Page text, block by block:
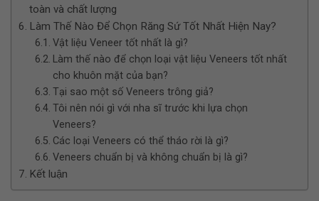
toàn và chất lượng
Làm Thế Nào Để Chọn Răng Sứ Tốt Nhất Hiện Nay?
Vật liệu Veneer tốt nhất là gì?
Làm thế nào để chọn loại vật liệu Veneers tốt nhất
cho khuôn mặt của bạn?
Tại sao một số Veneers trông giả?
Tôi nên nói gì với nha sĩ trước khi lựa chọn
Veneers?
Các loại Veneers có thể tháo rời là gì?
Veneers chuẩn bị và không chuẩn bị là gì?
Kết luận